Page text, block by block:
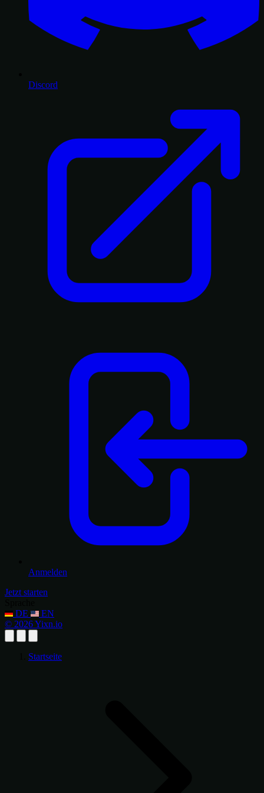
Discord
Anmelden
Jetzt starten
DE
EN
© 2026 Yixn.io
Startseite